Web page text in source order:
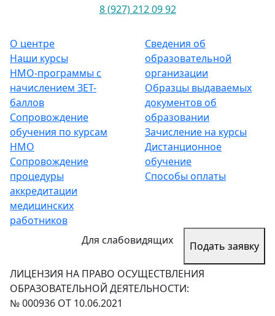
8 (927) 212 09 92
О центре
Наши курсы
НМО-программы с
начислением ЗЕТ-
баллов
Сопровождение
обучения по курсам
НМО
Сопровождение
процедуры
аккредитации
медицинских
работников
Сведения об
образовательной
организации
Образцы выдаваемых
документов об
образовании
Зачисление на курсы
Дистанционное
обучение
Способы оплаты
Для слабовидящих Подать заявку
ЛИЦЕНЗИЯ НА ПРАВО ОСУЩЕСТВЛЕНИЯ
ОБРАЗОВАТЕЛЬНОЙ ДЕЯТЕЛЬНОСТИ:
№ 000936 ОТ 10.06.2021